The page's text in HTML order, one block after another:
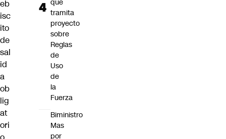
eb
isc
ito
de
sal
id
a
ob
lig
at
ori
que
tramita
proyecto
sobre
Reglas
de
Uso
de
la
Fuerza
Biministro
Mas
por